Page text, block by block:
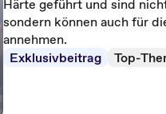
Härte geführt und sind
sondern können auch für
annehmen.
Exklusivbeitrag
Top-